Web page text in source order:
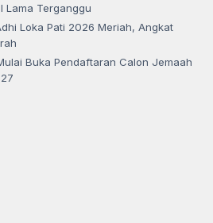
Lama Terganggu
Loka Pati 2026 Meriah, Angkat
Buka Pendaftaran Calon Jemaah